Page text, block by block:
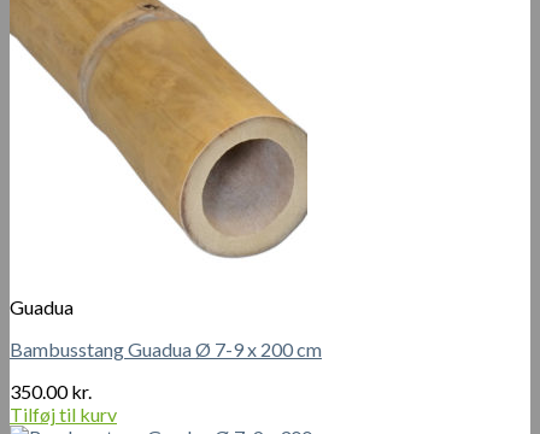
Guadua
Bambusstang Guadua Ø 7-9 x 200 cm
350.00kr.
Tilføj til kurv